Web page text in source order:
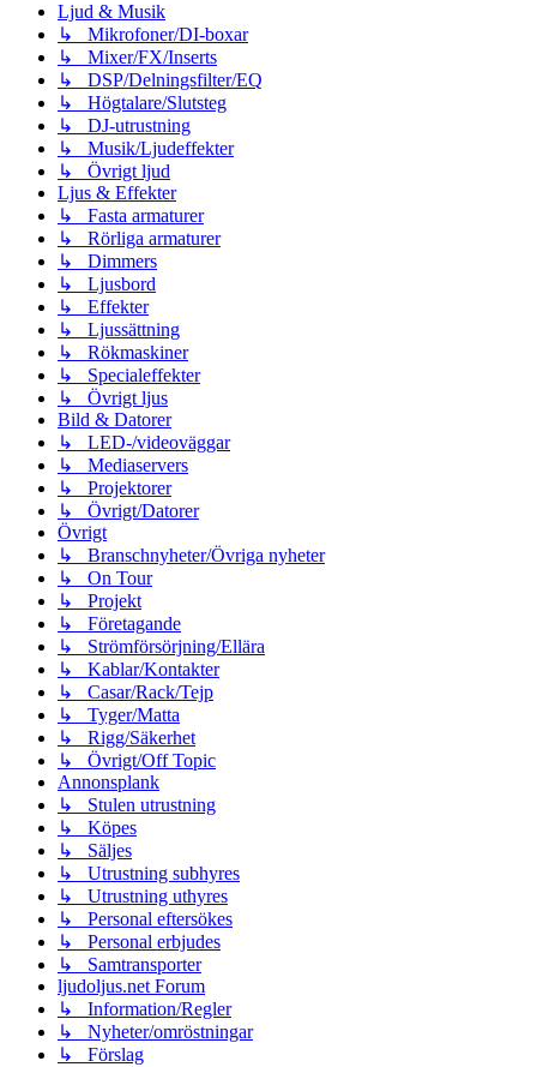
Ljud & Musik
↳ Mikrofoner/DI-boxar
↳ Mixer/FX/Inserts
↳ DSP/Delningsfilter/EQ
↳ Högtalare/Slutsteg
↳ DJ-utrustning
↳ Musik/Ljudeffekter
↳ Övrigt ljud
Ljus & Effekter
↳ Fasta armaturer
↳ Rörliga armaturer
↳ Dimmers
↳ Ljusbord
↳ Effekter
↳ Ljussättning
↳ Rökmaskiner
↳ Specialeffekter
↳ Övrigt ljus
Bild & Datorer
↳ LED-/videoväggar
↳ Mediaservers
↳ Projektorer
↳ Övrigt/Datorer
Övrigt
↳ Branschnyheter/Övriga nyheter
↳ On Tour
↳ Projekt
↳ Företagande
↳ Strömförsörjning/Ellära
↳ Kablar/Kontakter
↳ Casar/Rack/Tejp
↳ Tyger/Matta
↳ Rigg/Säkerhet
↳ Övrigt/Off Topic
Annonsplank
↳ Stulen utrustning
↳ Köpes
↳ Säljes
↳ Utrustning subhyres
↳ Utrustning uthyres
↳ Personal eftersökes
↳ Personal erbjudes
↳ Samtransporter
ljudoljus.net Forum
↳ Information/Regler
↳ Nyheter/omröstningar
↳ Förslag